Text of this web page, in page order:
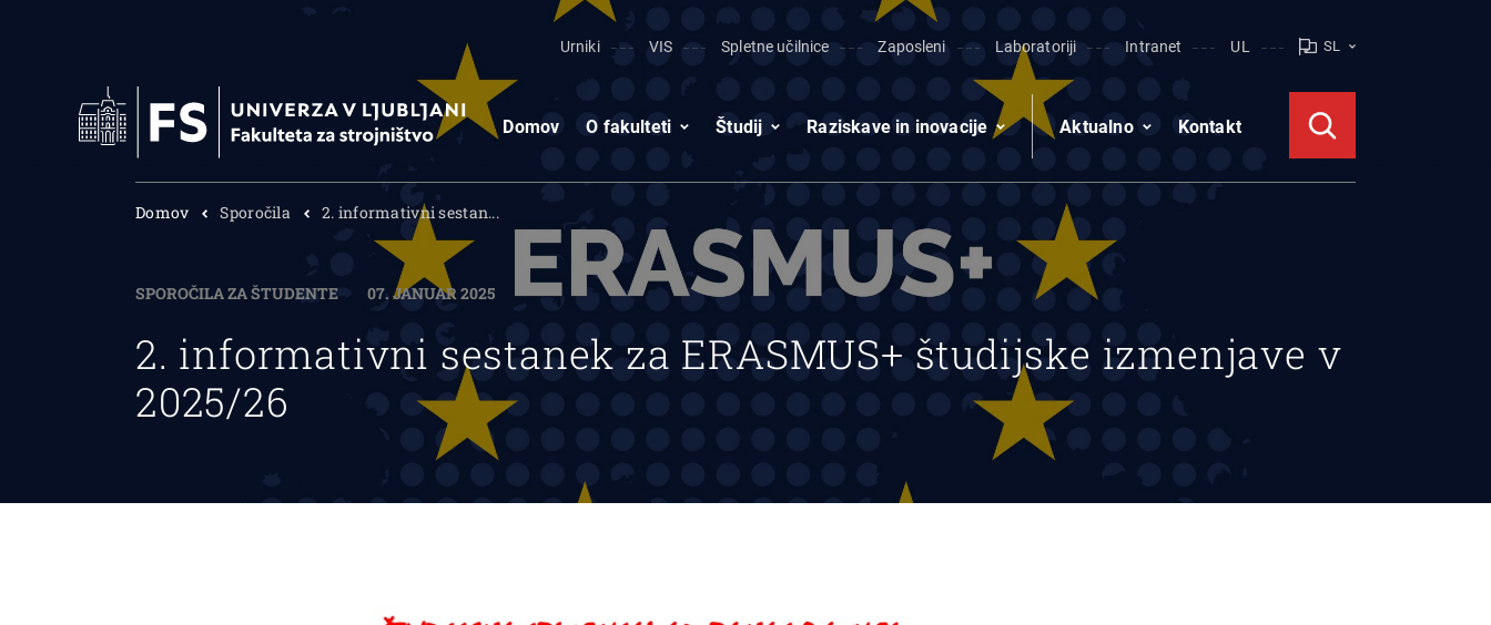
Urniki VIS Spletne učilnice Zaposleni Laboratoriji Intranet UL SL
Domov O fakulteti Študij Raziskave in inovacije Aktualno Kontakt
Domov Sporočila 2. informativni sestan...
SPOROČILA ZA ŠTUDENTE 07. JANUAR 2025
2. informativni sestanek za ERASMUS+ študijske izmenjave v
2025/26